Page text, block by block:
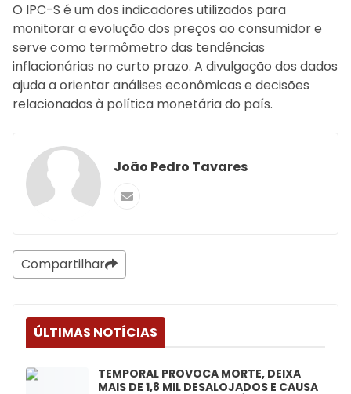
O IPC-S é um dos indicadores utilizados para
monitorar a evolução dos preços ao consumidor e
serve como termômetro das tendências
inflacionárias no curto prazo. A divulgação dos dados
ajuda a orientar análises econômicas e decisões
relacionadas à política monetária do país.
João Pedro Tavares
Compartilhar
ÚLTIMAS NOTÍCIAS
TEMPORAL PROVOCA MORTE, DEIXA
MAIS DE 1,8 MIL DESALOJADOS E CAUSA